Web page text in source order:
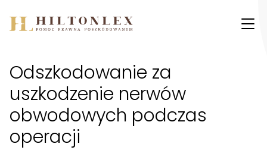
Odszkodowanie za
uszkodzenie nerwów
obwodowych podczas
operacji